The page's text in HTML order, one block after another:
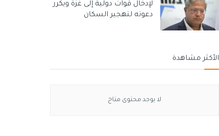
لإدخال قوات دولية إلى غزة ويكرر
دعوته لتهجير السكان
الأكثر مشاهدة
لا يوجد محتوى متاح